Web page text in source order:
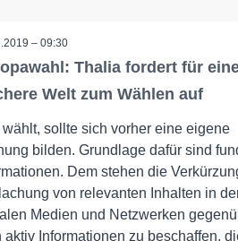
– 09:30
Thalia fordert für
Welt zum Wählen auf
wählt, sollte sich vorher eine eigene
bilden. Grundlage dafür sind
Dem stehen die
von relevanten Inhalten in
Medien und Netzwerken
aktiv Informationen zu beschaffen,